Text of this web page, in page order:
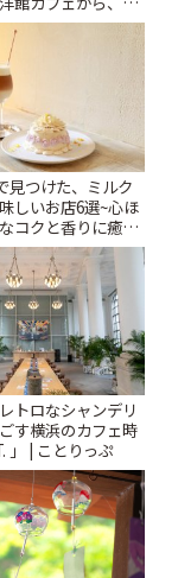
ロ喫茶まで~ | こと
見つけた、ミルク
しいお店6選~心ほ
コクと香りに癒や
タイム~ | ことりっ
トロなシャンデリ
す横浜のカフェ時
」 | ことりっぷ